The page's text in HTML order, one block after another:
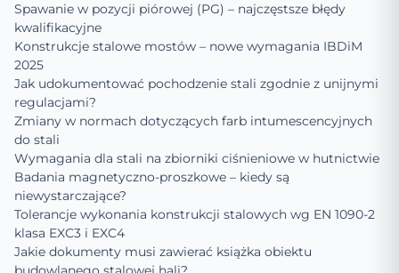
Spawanie w pozycji piórowej (PG) – najczęstsze błędy
kwalifikacyjne
Konstrukcje stalowe mostów – nowe wymagania IBDiM
2025
Jak udokumentować pochodzenie stali zgodnie z unijnymi
regulacjami?
Zmiany w normach dotyczących farb intumescencyjnych
do stali
Wymagania dla stali na zbiorniki ciśnieniowe w hutnictwie
Badania magnetyczno-proszkowe – kiedy są
niewystarczające?
Tolerancje wykonania konstrukcji stalowych wg EN 1090-2
klasa EXC3 i EXC4
Jakie dokumenty musi zawierać książka obiektu